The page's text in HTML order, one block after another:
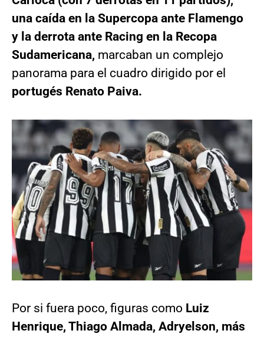
una caída en la Supercopa ante Flamengo
y la derrota ante Racing en la Recopa
Sudamericana, marcaban un complejo
panorama para el cuadro dirigido por el
portugés Renato Paiva.
Por si fuera poco, figuras como Luiz
Henrique, Thiago Almada, Adryelson, más